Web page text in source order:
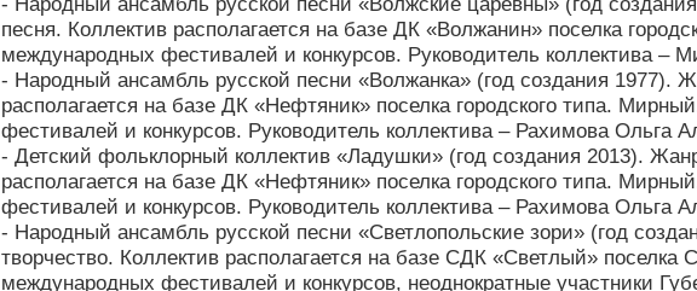
песня. Коллектив располагается на базе ДК «Волжанин» поселка
международных фестивалей и конкурсов. Руководитель коллектива –
- Народный ансамбль русской песни «Волжанка» (год создания 1977).
располагается на базе ДК «Нефтяник» поселка городского типа.
фестивалей и конкурсов. Руководитель коллектива – Рахимова Ольга
- Детский фольклорный коллектив «Ладушки» (год создания 2013).
располагается на базе ДК «Нефтяник» поселка городского типа.
фестивалей и конкурсов. Руководитель коллектива – Рахимова Ольга
- Народный ансамбль русской песни «Светлопольские зори» (год
творчество. Коллектив располагается на базе СДК «Светлый»
международных фестивалей и конкурсов, неоднократные участники